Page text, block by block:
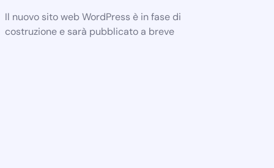
Il nuovo sito web WordPress è in fase di
costruzione e sarà pubblicato a breve